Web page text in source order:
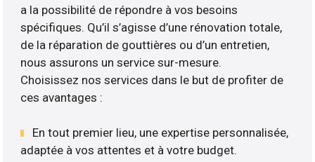
a la possibilité de répondre à vos besoins
spécifiques. Qu’il s’agisse d’une rénovation totale,
de la réparation de gouttières ou d’un entretien,
nous assurons un service sur-mesure.
Choisissez nos services dans le but de profiter de
ces avantages :
En tout premier lieu, une expertise personnalisée,
adaptée à vos attentes et à votre budget.